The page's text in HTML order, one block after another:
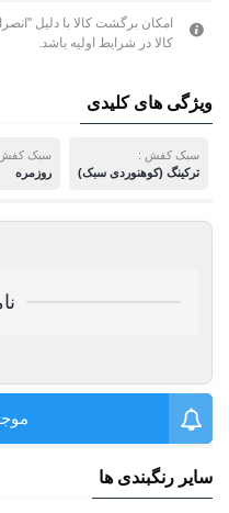
امکان برگشت کالا با دلیل
کالا در شرایط اولیه باشد.
ویژگی های کلیدی
سبک کفش :
ترکینگ (کوهنوردی سبک)
سبک
روزمره
سایر رنگبندی ها